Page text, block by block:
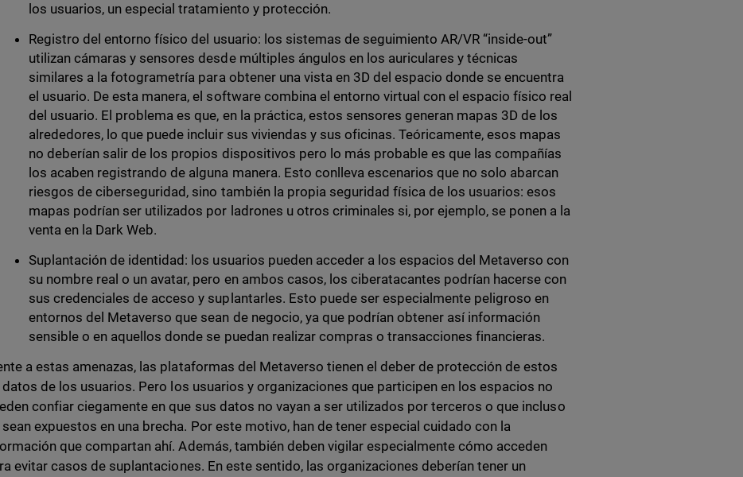
los usuarios, un especial tratamiento y protección.
Registro del entorno físico del usuario: los sistemas de seguimiento AR/VR “inside-out”
utilizan cámaras y sensores desde múltiples ángulos en los auriculares y técnicas
similares a la fotogrametría para obtener una vista en 3D del espacio donde se encuentra
el usuario. De esta manera, el software combina el entorno virtual con el espacio físico real
del usuario. El problema es que, en la práctica, estos sensores generan mapas 3D de los
alrededores, lo que puede incluir sus viviendas y sus oficinas. Teóricamente, esos mapas
no deberían salir de los propios dispositivos pero lo más probable es que las compañías
los acaben registrando de alguna manera. Esto conlleva escenarios que no solo abarcan
riesgos de ciberseguridad, sino también la propia seguridad física de los usuarios: esos
mapas podrían ser utilizados por ladrones u otros criminales si, por ejemplo, se ponen a la
venta en la Dark Web.
Suplantación de identidad: los usuarios pueden acceder a los espacios del Metaverso con
su nombre real o un avatar, pero en ambos casos, los ciberatacantes podrían hacerse con
sus credenciales de acceso y suplantarles. Esto puede ser especialmente peligroso en
entornos del Metaverso que sean de negocio, ya que podrían obtener así información
sensible o en aquellos donde se puedan realizar compras o transacciones financieras.
a estas amenazas, las plataformas del Metaverso tienen el deber de protección de estos
datos de los usuarios. Pero los usuarios y organizaciones que participen en los espacios no
confiar ciegamente en que sus datos no vayan a ser utilizados por terceros o que incluso
sean expuestos en una brecha. Por este motivo, han de tener especial cuidado con la
que compartan ahí. Además, también deben vigilar especialmente cómo acceden
evitar casos de suplantaciones. En este sentido, las organizaciones deberían tener un